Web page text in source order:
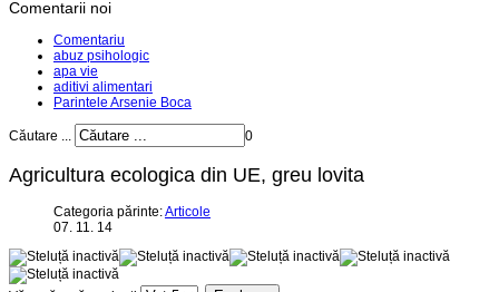
Comentarii noi
Comentariu
abuz psihologic
apa vie
aditivi alimentari
Parintele Arsenie Boca
Căutare ... 0
Agricultura ecologica din UE, greu lovita
Categoria părinte:Articole
07. 11. 14